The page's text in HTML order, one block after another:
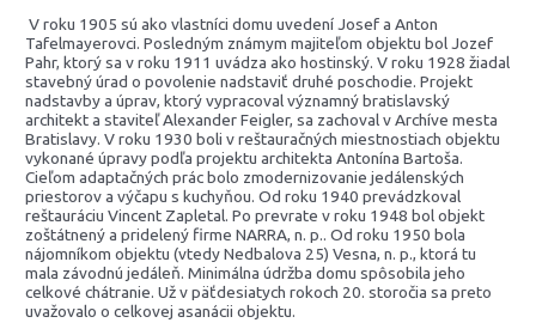
V roku 1905 sú ako vlastníci domu uvedení Josef a Anton
Tafelmayerovci. Posledným známym majiteľom objektu bol Jozef
Pahr, ktorý sa v roku 1911 uvádza ako hostinský. V roku 1928 žiadal
stavebný úrad o povolenie nadstaviť druhé poschodie. Projekt
nadstavby a úprav, ktorý vypracoval významný bratislavský
architekt a staviteľ Alexander Feigler, sa zachoval v Archíve mesta
Bratislavy. V roku 1930 boli v reštauračných miestnostiach objektu
vykonané úpravy podľa projektu architekta Antonína Bartoša.
Cieľom adaptačných prác bolo zmodernizovanie jedálenských
priestorov a výčapu s kuchyňou. Od roku 1940 prevádzkoval
reštauráciu Vincent Zapletal. Po prevrate v roku 1948 bol objekt
zoštátnený a pridelený firme NARRA, n. p.. Od roku 1950 bola
nájomníkom objektu (vtedy Nedbalova 25) Vesna, n. p., ktorá tu
mala závodnú jedáleň. Minimálna údržba domu spôsobila jeho
celkové chátranie. Už v päťdesiatych rokoch 20. storočia sa preto
uvažovalo o celkovej asanácii objektu.